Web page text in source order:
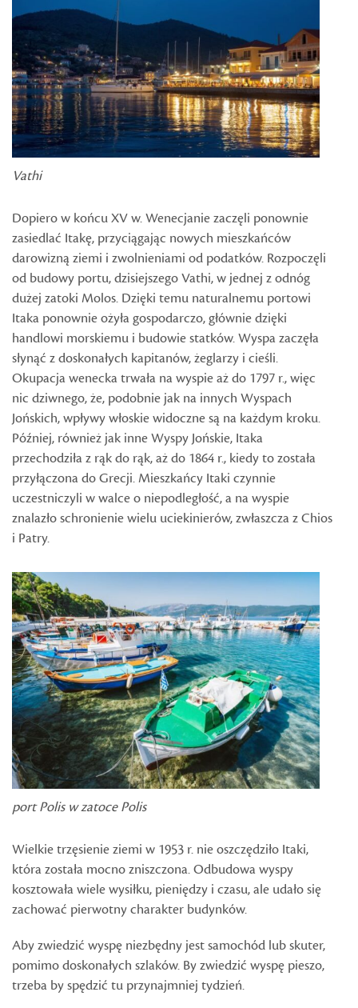
Vathi
Dopiero w końcu XV w. Wenecjanie zaczęli ponownie
zasiedlać Itakę, przyciągając nowych mieszkańców
darowizną ziemi i zwolnieniami od podatków. Rozpoczęli
od budowy portu, dzisiejszego Vathi, w jednej z odnóg
dużej zatoki Molos. Dzięki temu naturalnemu portowi
Itaka ponownie ożyła gospodarczo, głównie dzięki
handlowi morskiemu i budowie statków. Wyspa zaczęła
słynąć z doskonałych kapitanów, żeglarzy i cieśli.
Okupacja wenecka trwała na wyspie aż do 1797 r., więc
nic dziwnego, że, podobnie jak na innych Wyspach
Jońskich, wpływy włoskie widoczne są na każdym kroku.
Później, również jak inne Wyspy Jońskie, Itaka
przechodziła z rąk do rąk, aż do 1864 r., kiedy to została
przyłączona do Grecji. Mieszkańcy Itaki czynnie
uczestniczyli w walce o niepodległość, a na wyspie
znalazło schronienie wielu uciekinierów, zwłaszcza z Chios
i Patry.
port Polis w zatoce Polis
Wielkie trzęsienie ziemi w 1953 r. nie oszczędziło Itaki,
która została mocno zniszczona. Odbudowa wyspy
kosztowała wiele wysiłku, pieniędzy i czasu, ale udało się
zachować pierwotny charakter budynków.
Aby zwiedzić wyspę niezbędny jest samochód lub skuter,
pomimo doskonałych szlaków. By zwiedzić wyspę pieszo,
trzeba by spędzić tu przynajmniej tydzień.